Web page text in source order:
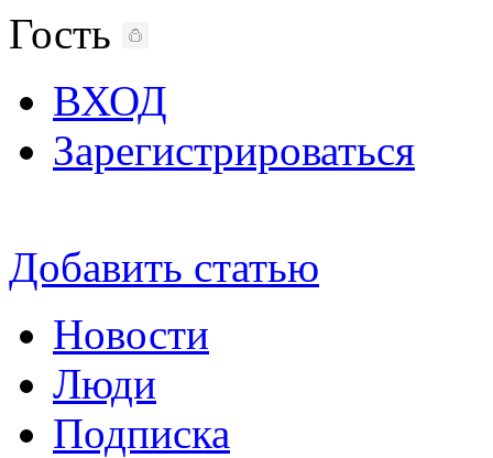
Гость
ВХОД
Зарегистрироваться
Добавить статью
Новости
Люди
Подписка